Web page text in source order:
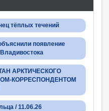
тёплых течений
появление
АРКТИЧЕСКОГО
КОРРЕСПОНДЕНТОМ
/ 11.06.26